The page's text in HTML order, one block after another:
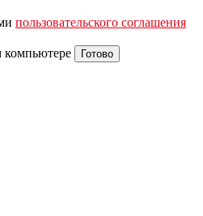
пользовательского соглашения
компьютере
Готово